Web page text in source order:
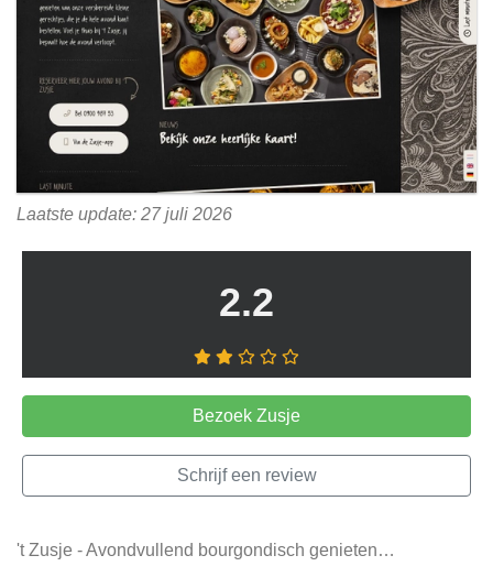
Laatste update: 27 juli 2026
2.2
Bezoek Zusje
Schrijf een review
't Zusje - Avondvullend bourgondisch genieten…